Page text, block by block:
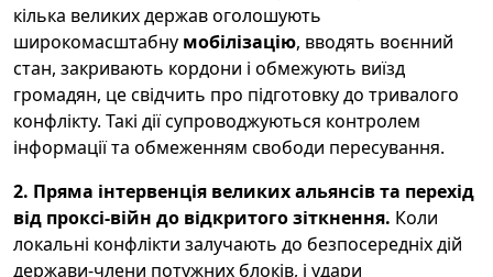
кілька великих держав оголошують
широкомасштабну мобілізацію, вводять воєнний
стан, закривають кордони і обмежують виїзд
громадян, це свідчить про підготовку до тривалого
конфлікту. Такі дії супроводжуються контролем
інформації та обмеженням свободи пересування.
2. Пряма інтервенція великих альянсів та перехід
від проксі-війн до відкритого зіткнення. Коли
локальні конфлікти залучають до безпосередніх дій
держави-члени потужних блоків, і удари